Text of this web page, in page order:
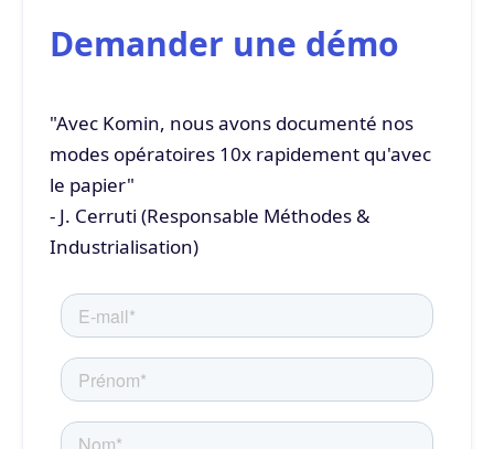
Demander une démo
"Avec Komin, nous avons documenté nos
modes opératoires 10x rapidement qu'avec
le papier"
- J. Cerruti (Responsable Méthodes &
Industrialisation)